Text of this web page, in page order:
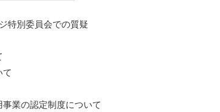
特別委員会での質疑
て
業の認定制度について